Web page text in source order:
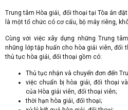
Trung tâm Hòa giải, đối thoại tại Tòa án
là một tổ chức có cơ cấu, bộ máy riêng,
Cùng với việc xây dựng những Trung
những lớp tập huấn cho hòa giải viên, đối
thủ tục hòa giải, đối thoại gồm có:
Thủ tục nhận và chuyển đơn đến
việc chuẩn bị hòa giải, đối thoại
của Hòa giải viên, đối thoại viên;
thời hạn hòa giải, đối thoại;